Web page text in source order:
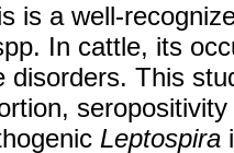
is a well-
In cattle, its
disorders. This
Leptospira